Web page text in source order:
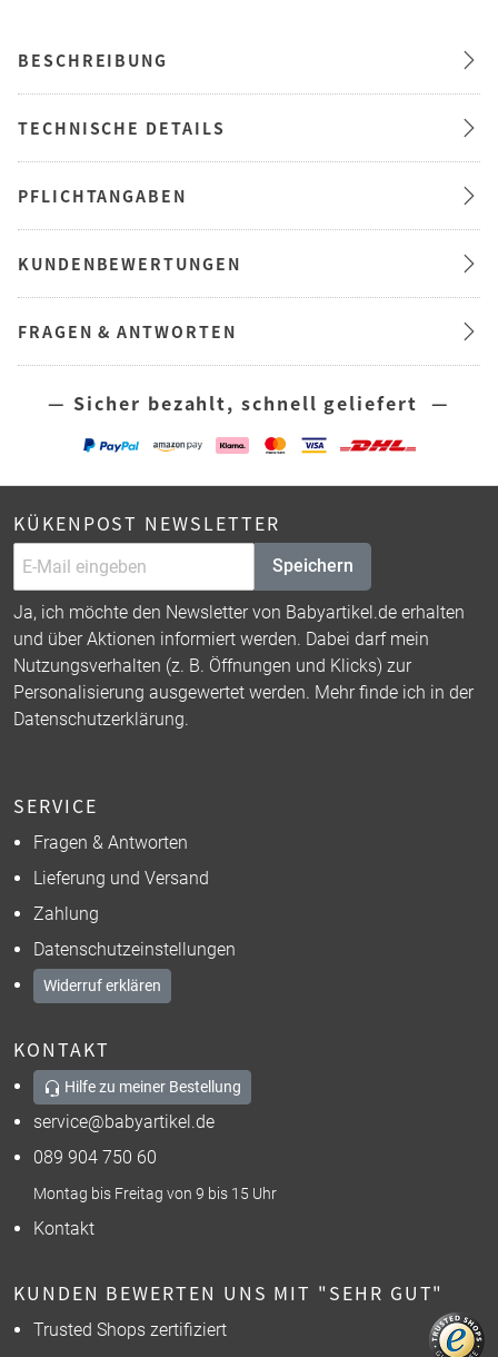
BESCHREIBUNG
TECHNISCHE DETAILS
PFLICHTANGABEN
KUNDENBEWERTUNGEN
FRAGEN & ANTWORTEN
— Sicher bezahlt, schnell geliefert —
KÜKENPOST NEWSLETTER
Speichern
Ja, ich möchte den Newsletter von Babyartikel.de erhalten
und über Aktionen informiert werden. Dabei darf mein
Nutzungsverhalten (z. B. Öffnungen und Klicks) zur
Personalisierung ausgewertet werden. Mehr finde ich in der
Datenschutzerklärung.
SERVICE
Fragen & Antworten
Lieferung und Versand
Zahlung
Datenschutzeinstellungen
Widerruf erklären
KONTAKT
Hilfe zu meiner Bestellung
service@babyartikel.de
089 904 750 60
Montag bis Freitag von 9 bis 15 Uhr
Kontakt
KUNDEN BEWERTEN UNS MIT "SEHR GUT"
Trusted Shops zertifiziert